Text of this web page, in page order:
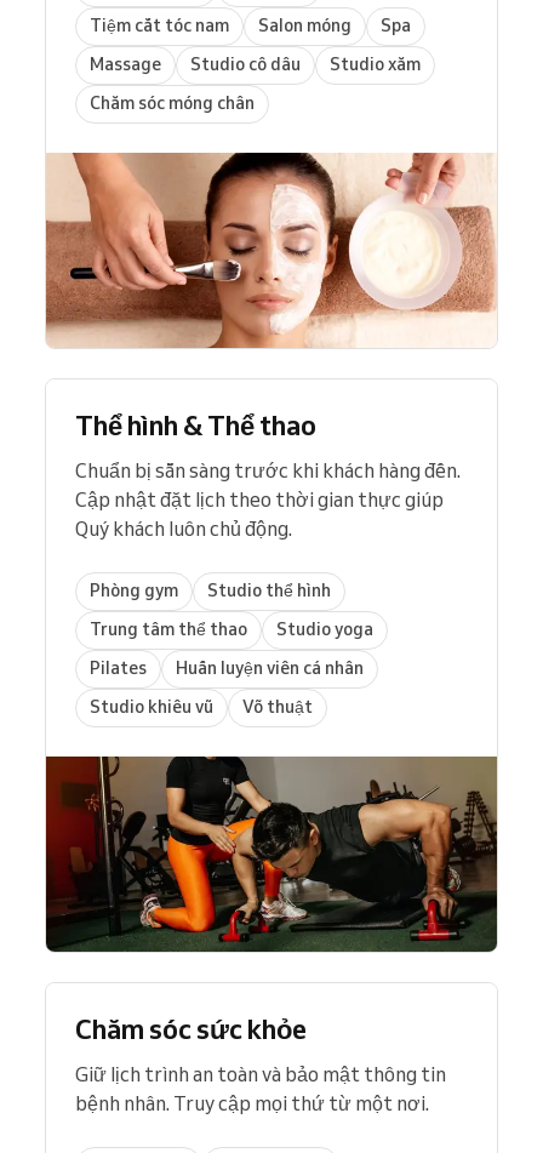
Tiệm cắt tóc nam
Salon móng
Spa
Massage
Studio cô dâu
Studio xăm
Chăm sóc móng chân
Thể hình & Thể thao
Chuẩn bị sẵn sàng trước khi khách hàng đến.
Cập nhật đặt lịch theo thời gian thực giúp
Quý khách luôn chủ động.
Phòng gym
Studio thể hình
Trung tâm thể thao
Studio yoga
Pilates
Huấn luyện viên cá nhân
Studio khiêu vũ
Võ thuật
Chăm sóc sức khỏe
Giữ lịch trình an toàn và bảo mật thông tin
bệnh nhân. Truy cập mọi thứ từ một nơi.